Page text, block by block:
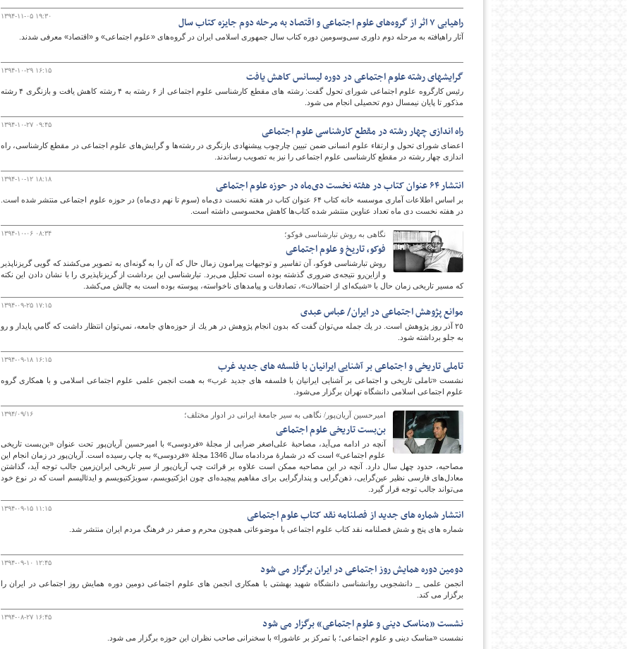
امروز
۱۳۹۴-۱۱-۰۵ ۱۹:۳۰ راهیابی ۷ اثر از گروه‌های علوم اجتماعی و اقتصاد به مرحله دوم جایزه کتاب سال
آثار راهیافته به مرحله دوم داوری سی‌وسومین دوره کتاب سال جمهوری اسلامی ایران در گروه‌های «علوم اجتماعی» و «اقتصاد» معرفی شدند.
۱۳۹۴-۱۰-۲۹ ۱۶:۱۵ گرایشهای رشته علوم اجتماعی در دوره لیسانس کاهش یافت
رئیس کارگروه علوم اجتماعی شورای تحول گفت: رشته های مقطع کارشناسی علوم اجتماعی از ۶ رشته به ۴ رشته کاهش یافت و بازنگری ۴ رشته
مذکور تا پایان نیمسال دوم تحصیلی انجام می شود.
۱۳۹۴-۱۰-۲۷ ۰۹:۴۵ راه اندازی چهار رشته در مقطع کارشناسی علوم اجتماعی
اعضای شورای تحول و ارتقاء علوم انسانی ضمن تبیین چارچوب پیشنهادی بازنگری در رشته‌ها و گرایش‌های علوم اجتماعی در مقطع کارشناسی، راه
اندازی چهار رشته در مقطع کارشناسی علوم اجتماعی را نیز به تصویب رساندند.
۱۳۹۴-۱۰-۱۲ ۱۸:۱۸ انتشار ۶۴ عنوان کتاب در هفته نخست دی‌ماه در حوزه علوم اجتماعی
بر اساس اطلاعات آماری موسسه خانه کتاب ۶۴ عنوان کتاب در هفته نخست دی‌ماه (سوم تا نهم دی‌ماه) در حوزه علوم اجتماعی منتشر شده است.
در هفته نخست دی ماه تعداد عناوین منتشر شده کتاب‌ها کاهش محسوسی داشته است.
۱۳۹۴-۱۰-۰۶ ۰۸:۳۴ نگاهی به روش تبارشناسی فوکو؛
فوکو، تاریخ و علوم اجتماعی
روش تبارشناسی فوکو، آن تفاسیر و توجیهات پیرامون زمال حال که آن را به گونه‌ای به تصویر می‌کشند که گویی گریزناپذیر
و ازاین‌رو نتیجه‌ی ضروری گذشته بوده است تحلیل می‌برد. تبارشناسی این برداشت از گریزناپذیری را با نشان دادن این نکته
که مسیر تاریخی زمان حال با «شبکه‌ای از احتمالات»، تصادفات و پیامدهای ناخواسته، پیوسته بوده است به چالش می‌کشد.
۱۳۹۴-۰۹-۲۵ ۱۷:۱۵ موانع پژوهش اجتماعی در ايران/ عباس عبدی
٢٥ آذر روز پژوهش است. در يك جمله مي‌توان گفت كه بدون انجام پژوهش در هر يك از حوزه‌هاي جامعه، نمي‌توان انتظار داشت كه گامي پايدار و رو
به جلو برداشته شود.
۱۳۹۴-۰۹-۱۸ ۱۶:۱۵ تاملی تاریخی و اجتماعی بر آشنایی ایرانیان با فلسفه های جدید غرب
نشست «تاملی تاریخی و اجتماعی بر آشنایی ایرانیان با فلسفه های جدید غرب» به همت انجمن علمی علوم اجتماعی اسلامی و با همکاری گروه
علوم اجتماعی اسلامی دانشگاه تهران برگزار می‌شود.
۱۳۹۴/۰۹/۱۶ امیرحسین آریان‌پور/ نگاهی به سیر جامعۀ ایرانی در ادوار مختلف؛
بن‌بست تاریخی علوم اجتماعی
آنچه در ادامه می‌آید، مصاحبۀ علی‌اصغر ضرابی از مجلۀ «فردوسی» با امیرحسین آریان‌پور تحت عنوان «بن‌بست تاریخی
علوم اجتماعی» است که در شمارۀ مردادماه سال 1346 مجلۀ «فردوسی» به چاپ رسیده است. آریان‌پور در زمان انجام این
مصاحبه، حدود چهل سال دارد. آنچه در این مصاحبه ممکن است علاوه بر قرائت چپ آریان‌پور از سیر تاریخی ایران‌زمین جالب توجه آید، گذاشتن
معادل‌های فارسی نظیر عین‌گرایی، ذهن‌گرایی و پندارگرایی برای مفاهیم پیچیده‌ای چون ابژکتیویسم، سوبژکتیویسم و ایدئالیسم است که در نوع خود
می‌تواند جالب توجه قرار گیرد.
۱۳۹۴-۰۹-۱۵ ۱۱:۱۵ انتشار شماره های جدید از فصلنامه نقد کتاب علوم اجتماعی
شماره های پنج و شش فصلنامه نقد کتاب علوم اجتماعی با موضوعاتی همچون محرم و صفر در فرهنگ مردم ایران منتشر شد.
۱۳۹۴-۰۹-۱۰ ۱۲:۴۵ دومین دوره همایش روز اجتماعی در ایران برگزار می‌ شود
انجمن علمی _ دانشجویی روانشناسی دانشگاه شهید بهشتی با همکاری انجمن های علوم اجتماعی دومین دوره همایش روز اجتماعی در ایران را
برگزار می کند.
۱۳۹۴-۰۸-۲۷ ۱۶:۴۵ نشست «مناسک دینی و علوم اجتماعی» برگزار می شود
نشست «مناسک دینی و علوم اجتماعی؛ با تمرکز بر عاشورا» با سخنرانی صاحب نظران این حوزه برگزار می شود.